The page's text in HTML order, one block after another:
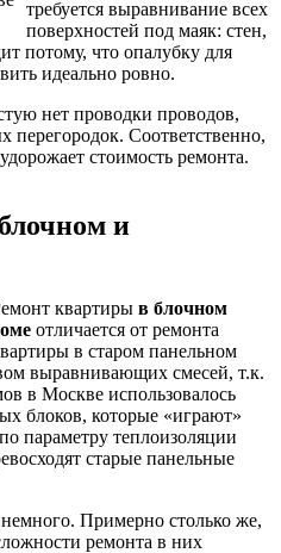
требуется выравнивание всех
поверхностей под маяк: стен,
потому, что опалубку для
идеально ровно.
нет проводки проводов,
Соответственно,
стоимость ремонта.
и
квартиры в блочном
отличается от ремонта
в старом панельном
выравнивающих смесей, т.к.
в Москве использовалось
блоков, которые «играют»
параметру теплоизоляции
старые панельные
Примерно столько же,
ремонта в них